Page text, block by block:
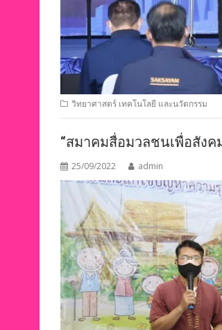
วิทยาศาสตร์ เทคโนโลยี และนวัตกรรม
“สมาคมสื่อมวลชนเพื่อสังค
25/09/2022 admin